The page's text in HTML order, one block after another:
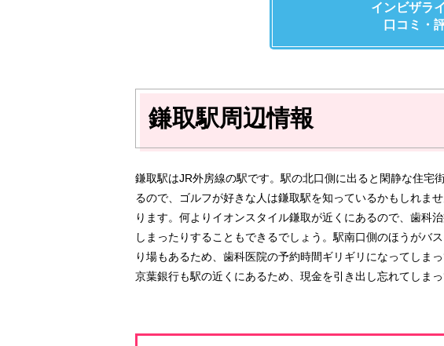
インビザラ
口コミ・
鎌取駅周辺情報
鎌取駅はJR外房線の駅です。駅の北口側に出ると閑静な住宅
るので、ゴルフが好きな人は鎌取駅を知っているかもしれま
ります。何よりイオンスタイル鎌取が近くにあるので、歯科
しまったりすることもできるでしょう。駅南口側のほうがバ
り場もあるため、歯科医院の予約時間ギリギリになってしま
京葉銀行も駅の近くにあるため、現金を引き出し忘れてしま